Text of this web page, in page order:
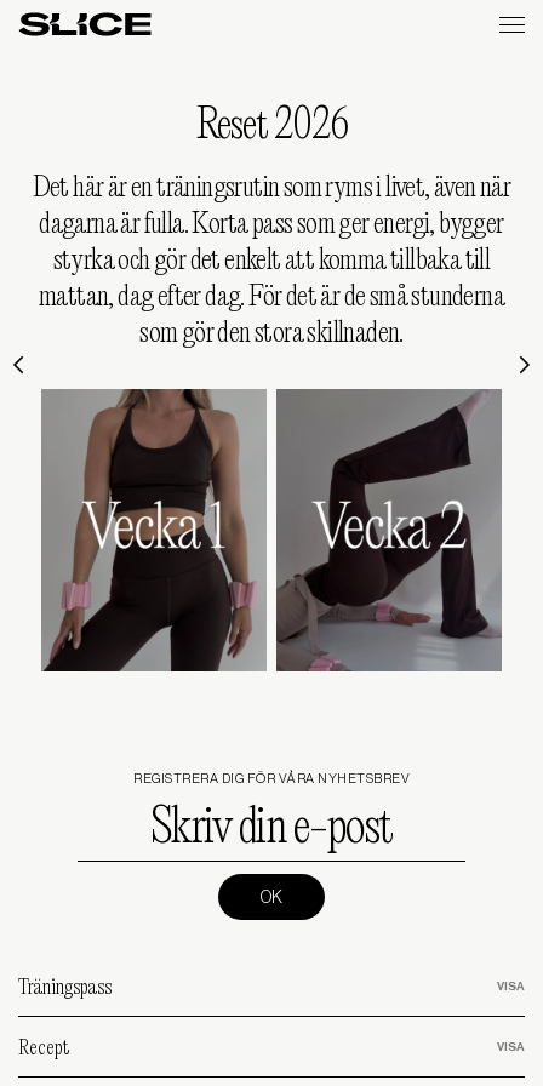
Slice
Reset 2026
Det här är en träningsrutin som ryms i livet, även när
dagarna är fulla. Korta pass som ger energi, bygger
styrka och gör det enkelt att komma tillbaka till
mattan, dag efter dag. För det är de små stunderna
som gör den stora skillnaden.
Träningspass
Recept
REGISTRERA DIG FÖR VÅRA NYHETSBREV
din
e-
post